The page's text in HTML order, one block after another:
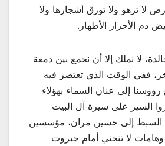
لا تزهو ولا تورق أشجارها ولا
دم الأحرار الأطهار.
لا نملك إلا أن نجمع بين دمعة
ففي الوقت الذي تعتصر فيه
رؤوسنا إلى عنان السماء بهؤلاء
السير على سيرة آل البيت
السبط إلى حسين مران، مؤسسين
لا تنحني أمام جبروت